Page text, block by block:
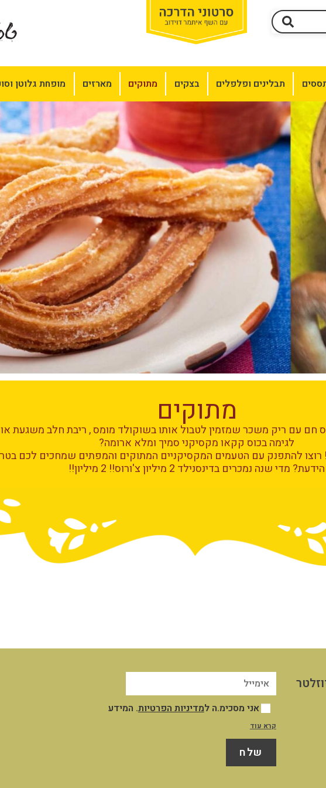
תבלינים ופלפלים בצקים מתוקים מארזים מופחת גלוטן
מתוקים
חם עם ריק משכר שמזמין לטבול אותו בשוקולד מומס , ריבת חלב משגעת
לגימה בכוס קקאו מקסיקני סמיך ומלא ארומה?
רוצו להתפנק עם הטעמים המקסיקניים המתוקים והמפתים שמחכים לכם
הידעת? מדי שנה נמכרים בדינסנילד 2 מיליון צ'ורוס!! 2 מיליון!!
אני מסכימ.ה למדיניות הפרטיות. המידע
שייאסף אודותיי במסגרת השימוש שלי באתר
יישמר במאגר המידע שבשליטת החברה לצורך
ניהול וייעול השירות והקשר עמי, לצרכים
תפעוליים ושיווקיים כמפורט במדיניות
קרא עוד
שלח